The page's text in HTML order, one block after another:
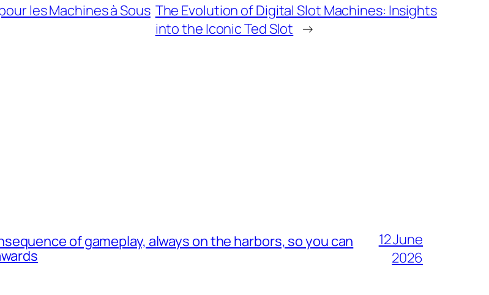
les Machines à Sous The Evolution of Digital Slot Machines: Insights
into the Iconic Ted Slot →
of gameplay, always on the harbors, so you can
12 June
2026